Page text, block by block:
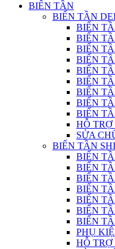
BIẾN TẦN
BIẾN TẦN
BIẾN
BIẾN
BIẾN
BIẾN
BIẾN
BIẾN
BIẾN
BIẾN
BIẾN
HỖ
SỬA
BIẾN TẦN
BIẾN
BIẾN
BIẾN
BIẾN
BIẾN
BIẾN
BIẾN
PHỤ
HỖ